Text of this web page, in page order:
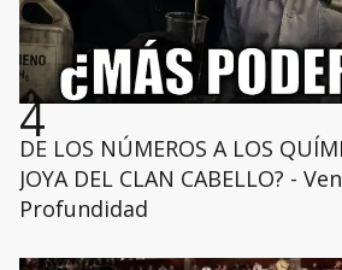
4
DE LOS NÚMEROS A LOS
JOYA DEL CLAN CABELLO? -
Profundidad